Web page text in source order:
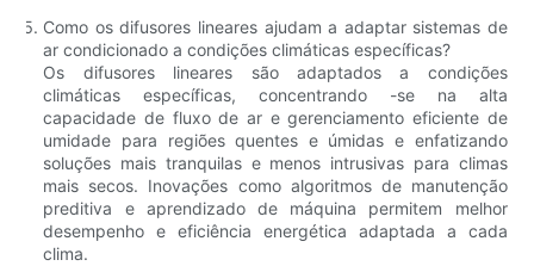
Como os difusores lineares ajudam a adaptar sistemas de
ar condicionado a condições climáticas específicas?
Os difusores lineares são adaptados a condições
climáticas específicas, concentrando -se na alta
capacidade de fluxo de ar e gerenciamento eficiente de
umidade para regiões quentes e úmidas e enfatizando
soluções mais tranquilas e menos intrusivas para climas
mais secos. Inovações como algoritmos de manutenção
preditiva e aprendizado de máquina permitem melhor
desempenho e eficiência energética adaptada a cada
clima.